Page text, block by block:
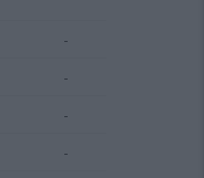
-
-
-
-